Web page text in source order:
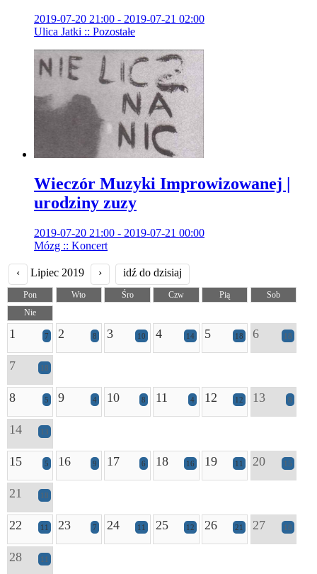
2019-07-20 21:00 - 2019-07-21 02:00
Ulica Jatki :: Pozostałe
Wieczór Muzyki Improwizowanej |
urodziny zuzy
2019-07-20 21:00 - 2019-07-21 00:00
Mózg :: Koncert
‹ Lipiec 2019 › idź do dzisiaj
Pon Wto Śro Czw Pią
Sob
Nie
1 7 2 8 3 10 4 14 5 18 6 18
7 18
8 5 9 4 10 8 11 4 12 12 13 8
14 13
15 5 16 9 17 6 18 16 19 11 20 15
21 18
22 11 23 7 24 11 25 12 26 21 27 18
28 11